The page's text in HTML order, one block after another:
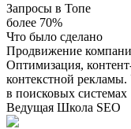
Запросы в Топе
более 70%
Что было сделано
Продвижение
Оптимизация,
контекстной
в поисковых системах
Ведущая Школа SEO